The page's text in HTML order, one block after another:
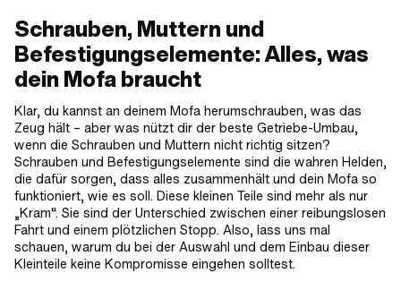
Schrauben, Muttern und
Befestigungselemente: Alles, was
dein Mofa braucht
Klar, du kannst an deinem Mofa herumschrauben, was das
Zeug hält – aber was nützt dir der beste Getriebe-Umbau,
wenn die Schrauben und Muttern nicht richtig sitzen?
Schrauben und Befestigungselemente sind die wahren Helden,
die dafür sorgen, dass alles zusammenhält und dein Mofa so
funktioniert, wie es soll. Diese kleinen Teile sind mehr als nur
„Kram“. Sie sind der Unterschied zwischen einer reibungslosen
Fahrt und einem plötzlichen Stopp. Also, lass uns mal
schauen, warum du bei der Auswahl und dem Einbau dieser
Kleinteile keine Kompromisse eingehen solltest.